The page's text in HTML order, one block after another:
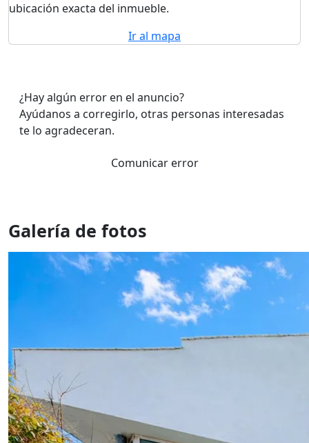
ubicación exacta del inmueble.
Ir al mapa
¿Hay algún error en el anuncio?
Ayúdanos a corregirlo, otras personas interesadas
te lo agradeceran.
Comunicar error
Galería de fotos